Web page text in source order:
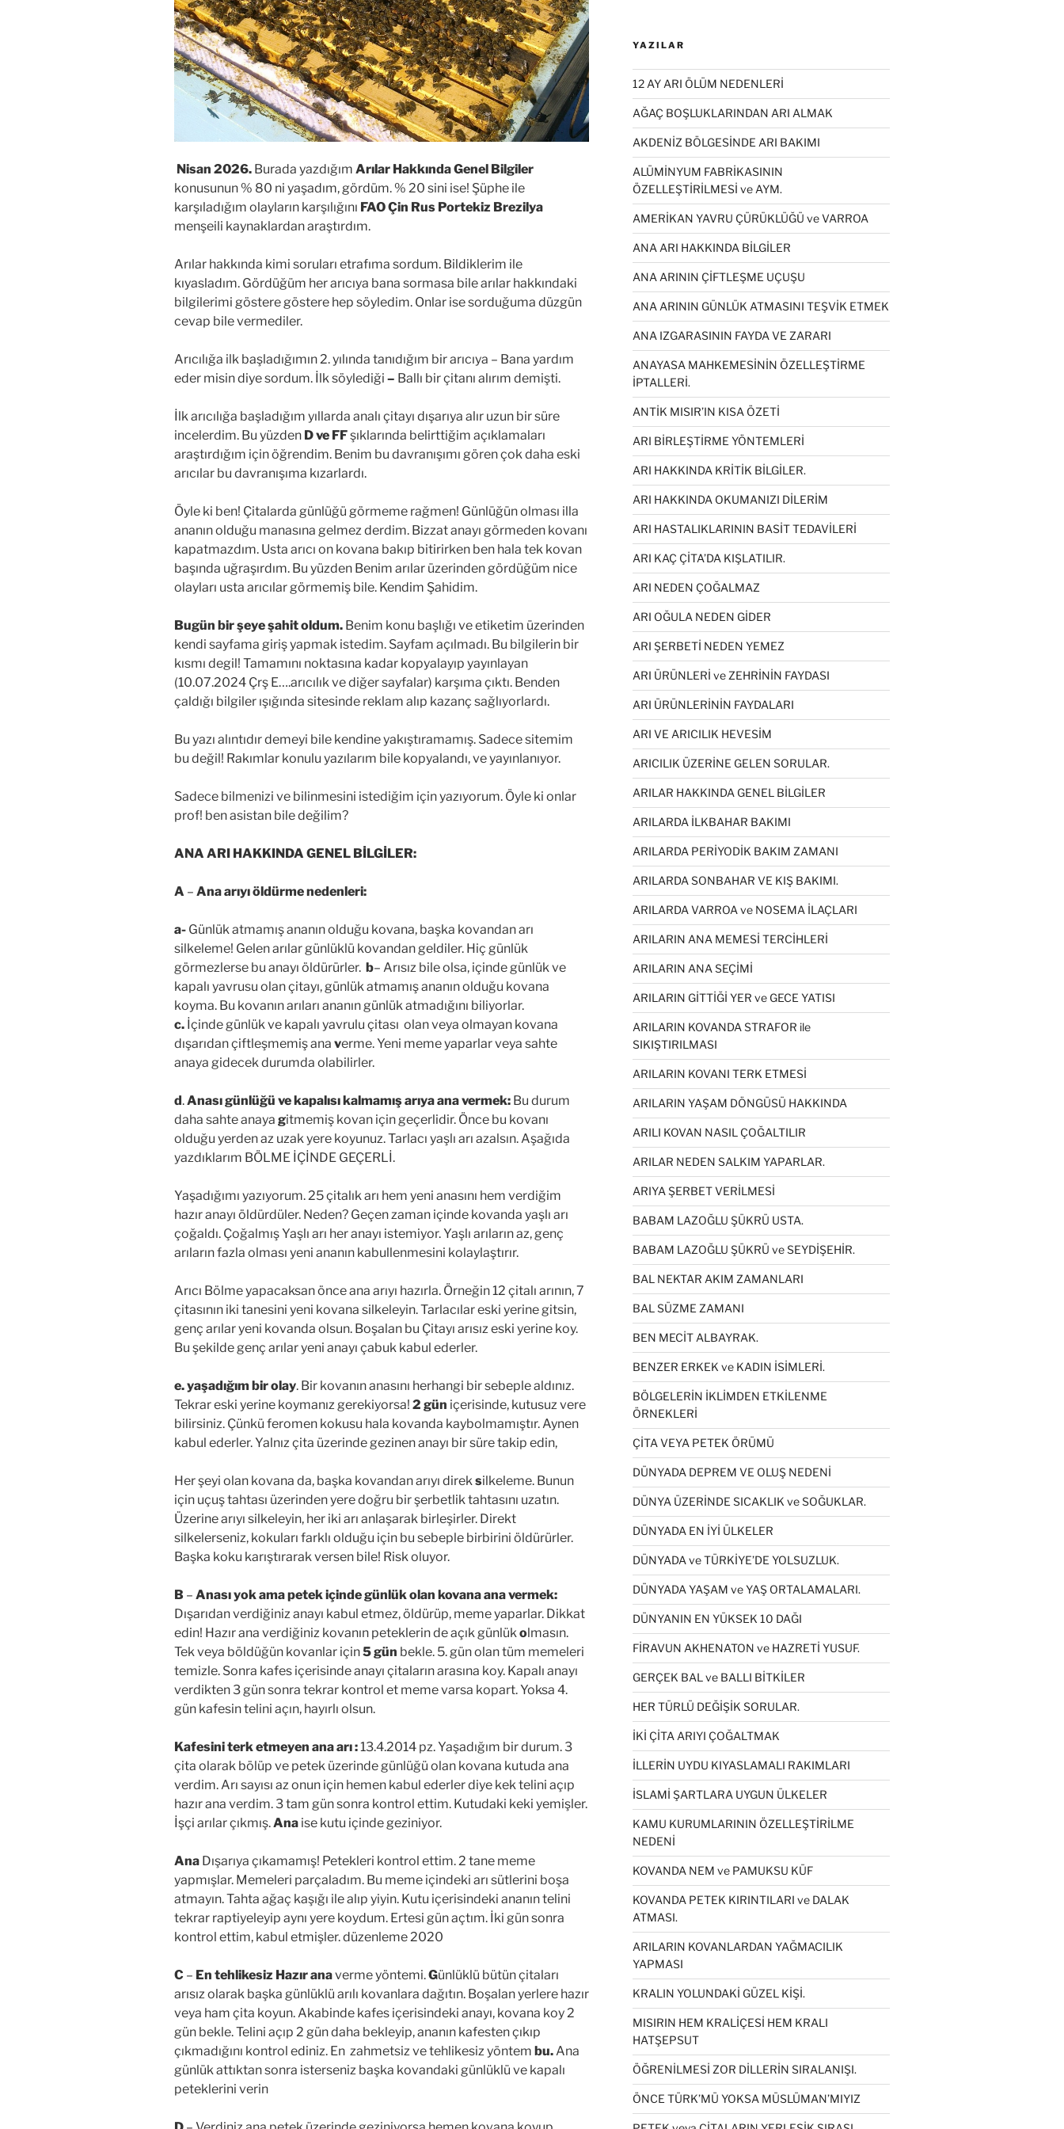
Nisan 2026. Burada yazdığım Arılar Hakkında Genel Bilgiler
konusunun % 80 ni yaşadım, gördüm. % 20 sini ise! Şüphe ile
karşıladığım olayların karşılığını FAO Çin Rus Portekiz Brezilya
menşeili kaynaklardan araştırdım.
Arılar hakkında kimi soruları etrafıma sordum. Bildiklerim ile
kıyasladım. Gördüğüm her arıcıya bana sormasa bile arılar hakkındaki
bilgilerimi göstere göstere hep söyledim. Onlar ise sorduğuma düzgün
cevap bile vermediler.
Arıcılığa ilk başladığımın 2. yılında tanıdığım bir arıcıya – Bana yardım
eder misin diye sordum. İlk söylediği – Ballı bir çitanı alırım demişti.
İlk arıcılığa başladığım yıllarda analı çitayı dışarıya alır uzun bir süre
incelerdim. Bu yüzden D ve FFşıklarında belirttiğim açıklamaları
araştırdığım için öğrendim. Benim bu davranışımı gören çok daha eski
arıcılar bu davranışıma kızarlardı.
Öyle ki ben! Çitalarda günlüğü görmeme rağmen! Günlüğün olması illa
ananın olduğu manasına gelmez derdim. Bizzat anayı görmeden kovanı
kapatmazdım. Usta arıcı on kovana bakıp bitirirken ben hala tek kovan
başında uğraşırdım. Bu yüzden Benim arılar üzerinden gördüğüm nice
olayları usta arıcılar görmemiş bile. Kendim Şahidim.
Bugün bir şeye şahit oldum. Benim konu başlığı ve etiketim üzerinden
kendi sayfama giriş yapmak istedim. Sayfam açılmadı. Bu bilgilerin bir
kısmı degil! Tamamını noktasına kadar kopyalayıp yayınlayan
(10.07.2024 Çrş E….arıcılık ve diğer sayfalar) karşıma çıktı. Benden
çaldığı bilgiler ışığında sitesinde reklam alıp kazanç sağlıyorlardı.
Bu yazı alıntıdır demeyi bile kendine yakıştıramamış. Sadece sitemim
bu değil! Rakımlar konulu yazılarım bile kopyalandı, ve yayınlanıyor.
Sadece bilmenizi ve bilinmesini istediğim için yazıyorum. Öyle ki onlar
prof! ben asistan bile değilim?
ANA ARI HAKKINDA GENEL BİLGİLER:
A – Ana arıyı öldürmenedenleri:
a- Günlük atmamış ananın olduğu kovana, başka kovandan arı
silkeleme! Gelen arılar günlüklü kovandan geldiler. Hiç günlük
görmezlerse bu anayı öldürürler. b– Arısız bile olsa, içinde günlük ve
kapalı yavrusu olan çitayı, günlük atmamış ananın olduğu kovana
koyma. Bu kovanın arıları ananın günlük atmadığını biliyorlar.
c. İçinde günlük ve kapalı yavrulu çitası olan veya olmayan kovana
dışarıdan çiftleşmemiş ana verme. Yeni meme yaparlar veya sahte
anaya gidecek durumda olabilirler.
d.Anası günlüğü ve kapalısı kalmamış arıya ana vermek: Bu durum
daha sahte anaya gitmemiş kovan için geçerlidir. Önce bu kovanı
olduğu yerden az uzak yere koyunuz. Tarlacı yaşlı arı azalsın. Aşağıda
yazdıklarım BÖLME İÇİNDE GEÇERLİ.
Yaşadığımı yazıyorum. 25 çitalık arı hem yeni anasını hem verdiğim
hazır anayı öldürdüler. Neden? Geçen zaman içinde kovanda yaşlı arı
çoğaldı. Çoğalmış Yaşlı arı her anayı istemiyor. Yaşlı arıların az, genç
arıların fazla olması yeni ananın kabullenmesini kolaylaştırır.
Arıcı Bölme yapacaksan önce ana arıyı hazırla. Örneğin 12 çitalı arının, 7
çitasının iki tanesini yeni kovana silkeleyin. Tarlacılar eski yerine gitsin,
genç arılar yeni kovanda olsun. Boşalan bu Çitayı arısız eski yerine koy.
Bu şekilde genç arılar yeni anayı çabuk kabul ederler.
e.yaşadığım bir olay. Bir kovanın anasını herhangi bir sebeple aldınız.
Tekrar eski yerine koymanız gerekiyorsa! 2 gün içerisinde, kutusuz vere
bilirsiniz. Çünkü feromen kokusu hala kovanda kaybolmamıştır. Aynen
kabul ederler. Yalnız çita üzerinde gezinen anayı bir süre takip edin,
Her şeyi olan kovana da, başka kovandan arıyı direk silkeleme. Bunun
için uçuş tahtası üzerinden yere doğru bir şerbetlik tahtasını uzatın.
Üzerine arıyı silkeleyin, her iki arı anlaşarak birleşirler. Direkt
silkelerseniz, kokuları farklı olduğu için bu sebeple birbirini öldürürler.
Başka koku karıştırarak versen bile! Risk oluyor.
B – Anası yok ama petek içinde günlük olan kovana ana vermek:
Dışarıdan verdiğiniz anayı kabul etmez, öldürüp, meme yaparlar. Dikkat
edin! Hazır ana verdiğiniz kovanın peteklerin de açık günlük olmasın.
Tek veya böldüğün kovanlar için5 gün bekle. 5. gün olan tüm memeleri
temizle. Sonra kafes içerisinde anayı çitaların arasına koy. Kapalı anayı
verdikten 3 gün sonra tekrar kontrol et meme varsa kopart. Yoksa 4.
gün kafesin telini açın, hayırlı olsun.
Kafesini terk etmeyen ana arı : 13.4.2014 pz. Yaşadığım bir durum. 3
çita olarak bölüp ve petek üzerinde günlüğü olan kovana kutuda ana
verdim. Arı sayısı az onun için hemen kabul ederler diye kek telini açıp
hazır ana verdim. 3 tam gün sonra kontrol ettim. Kutudaki keki yemişler.
İşçi arılar çıkmış.Ana ise kutu içinde geziniyor.
Ana Dışarıya çıkamamış! Petekleri kontrol ettim. 2 tane meme
yapmışlar. Memeleri parçaladım. Bu meme içindeki arı sütlerini boşa
atmayın. Tahta ağaç kaşığı ile alıp yiyin. Kutu içerisindeki ananın telini
tekrar raptiyeleyip aynı yere koydum. Ertesi gün açtım. İki gün sonra
kontrol ettim, kabul etmişler. düzenleme 2020
C – En tehlikesiz Hazır anaverme yöntemi.Günlüklü bütün çitaları
arısız olarak başka günlüklü arılı kovanlara dağıtın. Boşalan yerlere hazır
veya ham çita koyun. Akabinde kafes içerisindeki anayı, kovana koy 2
gün bekle. Telini açıp 2 gün daha bekleyip, ananın kafesten çıkıp
çıkmadığını kontrol ediniz. En zahmetsiz ve tehlikesiz yöntem bu. Ana
günlük attıktan sonra isterseniz başka kovandaki günlüklü ve kapalı
peteklerini verin
YAZILAR
12 AY ARI ÖLÜM NEDENLERİ
AĞAÇ BOŞLUKLARINDAN ARI ALMAK
AKDENİZ BÖLGESİNDE ARI BAKIMI
ALÜMİNYUM FABRİKASININ
ÖZELLEŞTİRİLMESİ ve AYM.
AMERİKAN YAVRU ÇÜRÜKLÜĞÜ ve VARROA
ANA ARI HAKKINDA BİLGİLER
ANA ARININ ÇİFTLEŞME UÇUŞU
ANA ARININ GÜNLÜK ATMASINI TEŞVİK ETMEK
ANA IZGARASININ FAYDA VE ZARARI
ANAYASA MAHKEMESİNİN ÖZELLEŞTİRME
İPTALLERİ.
ANTİK MISIR’IN KISA ÖZETİ
ARI BİRLEŞTİRME YÖNTEMLERİ
ARI HAKKINDA KRİTİK BİLGİLER.
ARI HAKKINDA OKUMANIZI DİLERİM
ARI HASTALIKLARININ BASİT TEDAVİLERİ
ARI KAÇ ÇİTA’DA KIŞLATILIR.
ARI NEDEN ÇOĞALMAZ
ARI OĞULA NEDEN GİDER
ARI ŞERBETİ NEDEN YEMEZ
ARI ÜRÜNLERİ ve ZEHRİNİN FAYDASI
ARI ÜRÜNLERİNİN FAYDALARI
ARI VE ARICILIK HEVESİM
ARICILIK ÜZERİNE GELEN SORULAR.
ARILAR HAKKINDA GENEL BİLGİLER
ARILARDA İLKBAHAR BAKIMI
ARILARDA PERİYODİK BAKIM ZAMANI
ARILARDA SONBAHAR VE KIŞ BAKIMI.
ARILARDA VARROA ve NOSEMA İLAÇLARI
ARILARIN ANA MEMESİ TERCİHLERİ
ARILARIN ANA SEÇİMİ
ARILARIN GİTTİĞİ YER ve GECE YATISI
ARILARIN KOVANDA STRAFOR ile
SIKIŞTIRILMASI
ARILARIN KOVANI TERK ETMESİ
ARILARIN YAŞAM DÖNGÜSÜ HAKKINDA
ARILI KOVAN NASIL ÇOĞALTILIR
ARILAR NEDEN SALKIM YAPARLAR.
ARIYA ŞERBET VERİLMESİ
BABAM LAZOĞLU ŞÜKRÜ USTA.
BABAM LAZOĞLU ŞÜKRÜ ve SEYDİŞEHİR.
BAL NEKTAR AKIM ZAMANLARI
BAL SÜZME ZAMANI
BEN MECİT ALBAYRAK.
BENZER ERKEK ve KADIN İSİMLERİ.
BÖLGELERİN İKLİMDEN ETKİLENME
ÖRNEKLERİ
ÇİTA VEYA PETEK ÖRÜMÜ
DÜNYADA DEPREM VE OLUŞ NEDENİ
DÜNYA ÜZERİNDE SICAKLIK ve SOĞUKLAR.
DÜNYADA EN İYİ ÜLKELER
DÜNYADA ve TÜRKİYE’DE YOLSUZLUK.
DÜNYADA YAŞAM ve YAŞ ORTALAMALARI.
DÜNYANIN EN YÜKSEK 10 DAĞI
FİRAVUN AKHENATON ve HAZRETİ YUSUF.
GERÇEK BAL ve BALLI BİTKİLER
HER TÜRLÜ DEĞİŞİK SORULAR.
İKİ ÇİTA ARIYI ÇOĞALTMAK
İLLERİN UYDU KIYASLAMALI RAKIMLARI
İSLAMİ ŞARTLARA UYGUN ÜLKELER
KAMU KURUMLARININ ÖZELLEŞTİRİLME
NEDENİ
KOVANDA NEM ve PAMUKSU KÜF
KOVANDA PETEK KIRINTILARI ve DALAK
ATMASI.
ARILARIN KOVANLARDAN YAĞMACILIK
YAPMASI
KRALIN YOLUNDAKİ GÜZEL KİŞİ.
MISIRIN HEM KRALİÇESİ HEM KRALI
HATŞEPSUT
ÖĞRENİLMESİ ZOR DİLLERİN SIRALANIŞI.
ÖNCE TÜRK’MÜ YOKSA MÜSLÜMAN’MIYIZ